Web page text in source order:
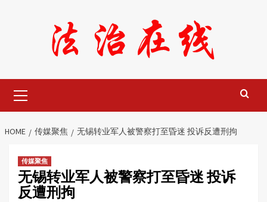
Menu
HOME 传媒聚焦 无锡转业军人被警察打至昏迷 投诉反遭刑拘
传媒聚焦
无锡转业军人被警察打至昏迷 投诉
反遭刑拘